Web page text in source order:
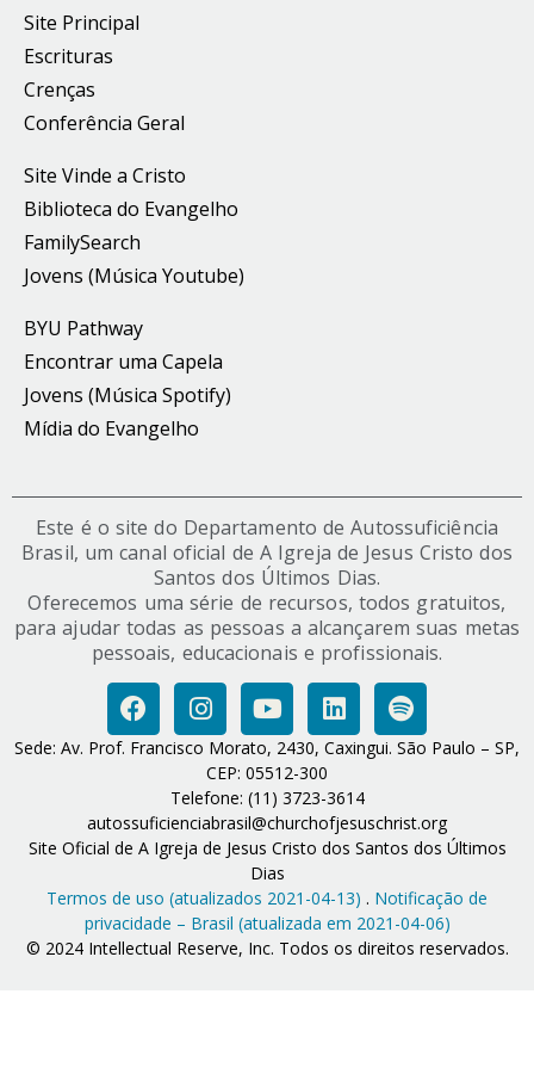
Site Principal
Escrituras
Crenças
Conferência Geral
Site Vinde a Cristo
Biblioteca do Evangelho
FamilySearch
Jovens (Música Youtube)
BYU Pathway
Encontrar uma Capela
Jovens (Música Spotify)
Mídia do Evangelho
Este é o site do Departamento de Autossuficiência
Brasil, um canal oficial de A Igreja de Jesus Cristo dos
Santos dos Últimos Dias.
Oferecemos uma série de recursos, todos gratuitos,
para ajudar todas as pessoas a alcançarem suas metas
pessoais, educacionais e profissionais.
Sede: Av. Prof. Francisco Morato, 2430, Caxingui. São Paulo – SP,
CEP: 05512-300
Telefone: (11) 3723-3614
autossuficienciabrasil@churchofjesuschrist.org
Site Oficial de A Igreja de Jesus Cristo dos Santos dos Últimos
Dias
Termos de uso (atualizados 2021-04-13) . Notificação de
privacidade – Brasil (atualizada em 2021-04-06)
© 2024 Intellectual Reserve, Inc. Todos os direitos reservados.